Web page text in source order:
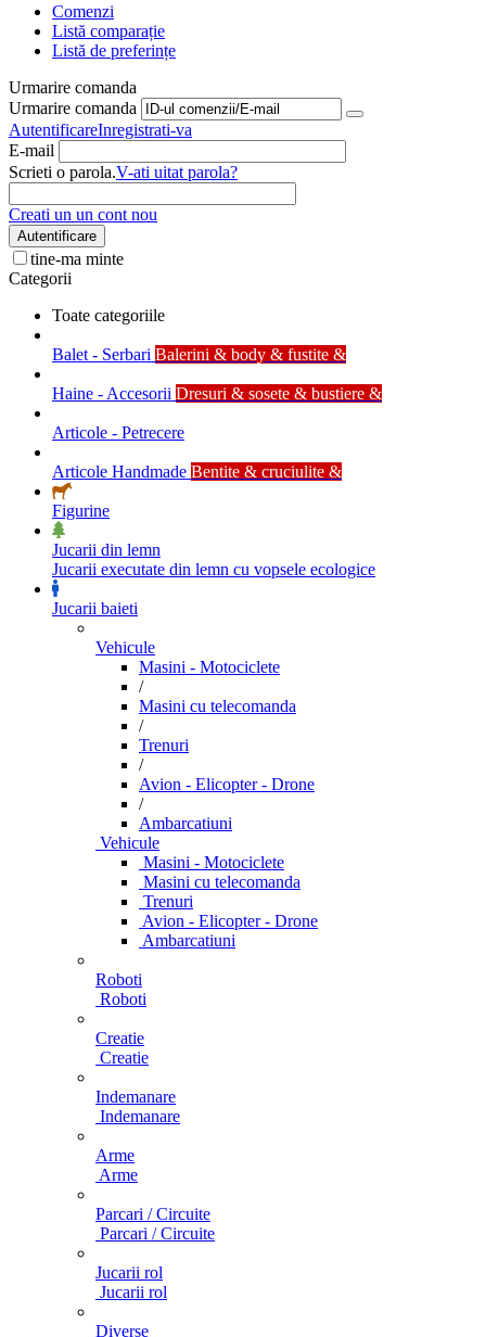
Comenzi
Listă comparație
Listă de preferințe
Urmarire comanda
Urmarire comanda
AutentificareInregistrati-va
E-mail
Scrieti o parola.V-ati uitat parola?
Creati un un cont nou
Autentificare
tine-ma minte
Categorii
Toate categoriile
Balet - Serbari Balerini & body & fustite &
Haine - Accesorii Dresuri & sosete & bustiere &
Articole - Petrecere
Articole Handmade Bentite & cruciulite &
Figurine
Jucarii din lemn
Jucarii executate din lemn cu vopsele ecologice
Jucarii baieti
Vehicule
Masini - Motociclete
/
Masini cu telecomanda
/
Trenuri
/
Avion - Elicopter - Drone
/
Ambarcatiuni
Vehicule
Masini - Motociclete
Masini cu telecomanda
Trenuri
Avion - Elicopter - Drone
Ambarcatiuni
Roboti
Roboti
Creatie
Creatie
Indemanare
Indemanare
Arme
Arme
Parcari / Circuite
Parcari / Circuite
Jucarii rol
Jucarii rol
Diverse